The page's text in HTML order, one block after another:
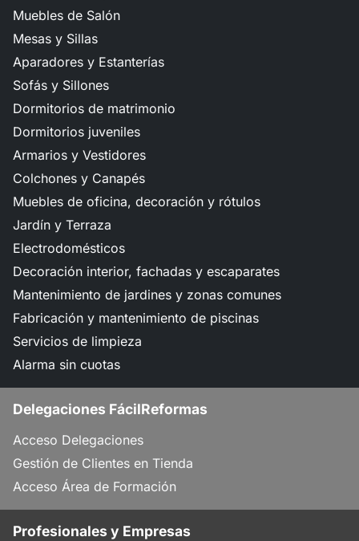
Muebles de Salón
Mesas y Sillas
Aparadores y Estanterías
Sofás y Sillones
Dormitorios de matrimonio
Dormitorios juveniles
Armarios y Vestidores
Colchones y Canapés
Muebles de oficina, decoración y rótulos
Jardín y Terraza
Electrodomésticos
Decoración interior, fachadas y escaparates
Mantenimiento de jardines y zonas comunes
Fabricación y mantenimiento de piscinas
Servicios de limpieza
Alarma sin cuotas
Delegaciones FácilReformas
Acceso Delegaciones
Gestión de Clientes en Tienda
Acceso Área de Formación
Profesionales y Empresas